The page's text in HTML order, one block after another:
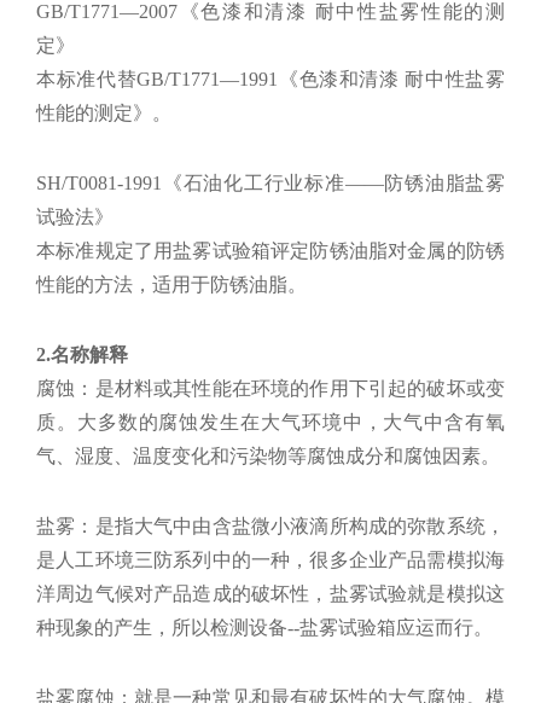
GB/T1771—2007《色漆和清漆 耐中性盐雾性能的测
定》
本标准代替GB/T1771—1991《色漆和清漆 耐中性盐雾
性能的测定》。
SH/T0081-1991《石油化工行业标准——防锈油脂盐雾
试验法》
本标准规定了用盐雾试验箱评定防锈油脂对金属的防锈
性能的方法，适用于防锈油脂。
2.名称解释
腐蚀：是材料或其性能在环境的作用下引起的破坏或变
质。大多数的腐蚀发生在大气环境中，大气中含有氧
气、湿度、温度变化和污染物等腐蚀成分和腐蚀因素。
盐雾：是指大气中由含盐微小液滴所构成的弥散系统，
是人工环境三防系列中的一种，很多企业产品需模拟海
洋周边气候对产品造成的破坏性，盐雾试验就是模拟这
种现象的产生，所以检测设备--盐雾试验箱应运而行。
盐雾腐蚀：就是一种常见和最有破坏性的大气腐蚀。模